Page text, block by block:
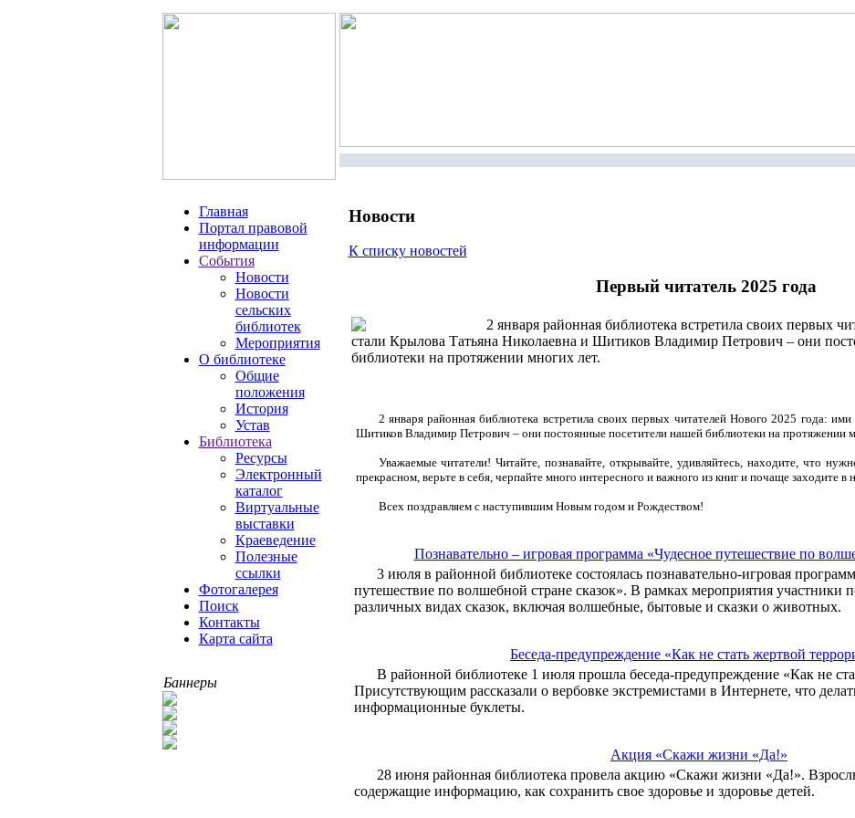
Главная
Портал правовой
информации
События
Новости
Новости
сельских
библиотек
Мероприятия
О библиотеке
Общие
положения
История
Устав
Библиотека
Ресурсы
Электронный
каталог
Виртуальные
выставки
Краеведение
Полезные
ссылки
Фотогалерея
Поиск
Контакты
Карта сайта
Баннеры
Новости
К списку новостей
Первый читатель 2025 года
2 января районная библиотека встретила своих первых
стали Крылова Татьяна Николаевна и Шитиков Владимир Петрович – они
библиотеки на протяжении многих лет.
2 января районная библиотека встретила своих первых читателей Нового 2025 года:
Шитиков Владимир Петрович – они постоянные посетители нашей библиотеки на протяжении
Уважаемые читатели! Читайте, познавайте, открывайте, удивляйтесь, находите, что
прекрасном, верьте в себя, черпайте много интересного и важного из книг и почаще заходите в
Всех поздравляем с наступившим Новым годом и Рождеством!
Познавательно – игровая программа «Чудесное путешествие по
3 июля в районной библиотеке состоялась познавательно-игровая
путешествие по волшебной стране сказок». В рамках мероприятия участники
различных видах сказок, включая волшебные, бытовые и сказки о животных.
Беседа-предупреждение «Как не стать жертвой
В районной библиотеке 1 июля прошла беседа-предупреждение «Как не
Присутствующим рассказали о вербовке экстремистами в Интернете, что
информационные буклеты.
Акция «Скажи жизни «Да!»
28 июня районная библиотека провела акцию «Скажи жизни «Да!».
содержащие информацию, как сохранить свое здоровье и здоровье детей.